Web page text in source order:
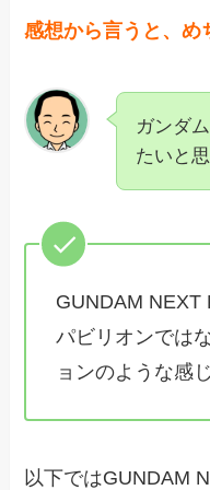
感想から言うと、め
ガンダ
たいと思
GUNDAM NEXT
パビリオンでは
ョンのような感
以下ではGUNDAM